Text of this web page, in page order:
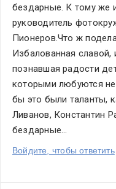
бездарные. К тому же
руководитель
Пионеров.Что ж
Избалованная славой,
познавшая радости
которыми любуются
бы это были таланты,
Ливанов, Константин
бездарные...
Войдите, чтобы ответить